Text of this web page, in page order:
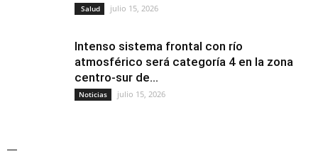
Salud julio 15, 2026
Intenso sistema frontal con río
atmosférico será categoría 4 en la zona
centro-sur de...
Noticias julio 15, 2026
—